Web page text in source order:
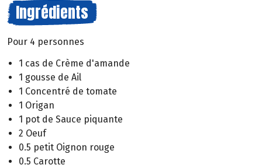
Ingrédients
Pour 4 personnes
1 cas de Crème d'amande
1 gousse de Ail
1 Concentré de tomate
1 Origan
1 pot de Sauce piquante
2 Oeuf
0.5 petit Oignon rouge
0.5 Carotte